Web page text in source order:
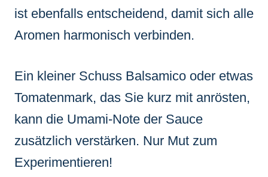
ist ebenfalls entscheidend, damit sich alle
Aromen harmonisch verbinden.
Ein kleiner Schuss Balsamico oder etwas
Tomatenmark, das Sie kurz mit anrösten,
kann die Umami-Note der Sauce
zusätzlich verstärken. Nur Mut zum
Experimentieren!